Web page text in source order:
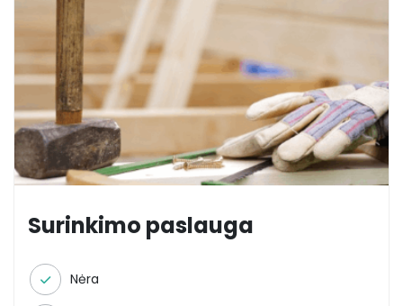
Surinkimo paslauga
Nėra